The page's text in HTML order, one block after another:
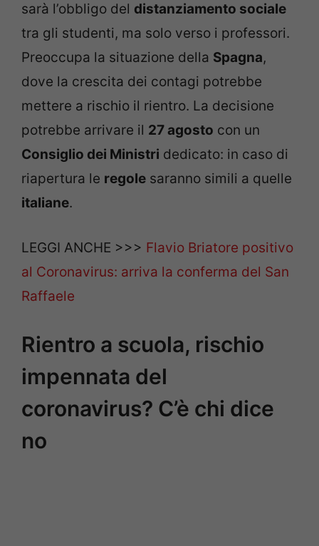
sarà l’obbligo del distanziamento sociale
tra gli studenti, ma solo verso i professori.
Preoccupa la situazione della Spagna,
dove la crescita dei contagi potrebbe
mettere a rischio il rientro. La decisione
potrebbe arrivare il 27 agosto con un
Consiglio dei Ministri dedicato: in caso di
riapertura le regole saranno simili a quelle
italiane.
LEGGI ANCHE >>> Flavio Briatore positivo
al Coronavirus: arriva la conferma del San
Raffaele
Rientro a scuola, rischio
impennata del
coronavirus? C’è chi dice
no